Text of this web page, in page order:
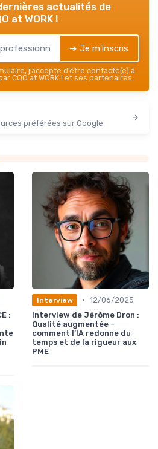
actualités de
at WORK !
➔ Je m'inscris
j’accepte d’être contacté(e) à
CQO at WORK ! et ses partenaires.
préférées sur Google
:
Interview • 12/06/2025
Interview de Jérôme Dron :
Qualité augmentée -
comment l’IA redonne du
temps et de la rigueur aux
PME